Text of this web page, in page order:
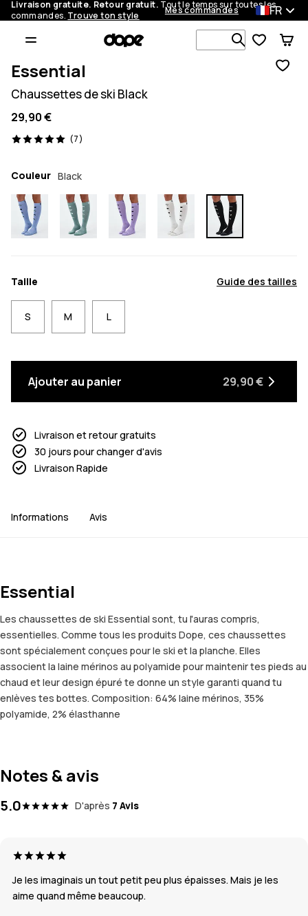
Livraison gratuite. Retour gratuit. Tout le temps sur toutes les
commandes. Trouve ton style Mes commandes FR
Recherche
Essential
Chaussettes de ski Black
29,90 €
(7)
7 avis, 5/5
Couleur Black
Taille Guide des tailles
S M L
Ajouter au panier 29,90 €
Livraison et retour gratuits
30 jours pour changer d'avis
Livraison Rapide
Informations Avis
Essential
Les chaussettes de ski Essential sont, tu l'auras compris,
essentielles. Comme tous les produits Dope, ces chaussettes
sont spécialement conçues pour le ski et la planche. Elles
associent la laine mérinos au polyamide pour maintenir tes pieds au
chaud et leur design épuré te donne un style garanti quand tu
enlèves tes bottes. Composition: 64% laine mérinos, 35%
polyamide, 2% élasthanne
Notes & avis
5.0 D'après 7 Avis
Je les imaginais un tout petit peu plus épaisses. Mais je les
aime quand même beaucoup.